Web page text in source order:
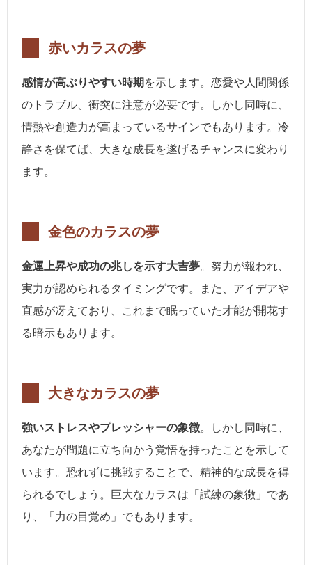
赤いカラスの夢
感情が高ぶりやすい時期 を示します。恋愛や人間関係
のトラブル、衝突に注意が必要です。しかし同時に、
情熱や創造力が高まっているサインでもあります。冷
静さを保てば、大きな成長を遂げるチャンスに変わり
ます。
金色のカラスの夢
金運上昇や成功の兆しを示す大吉夢。努力が報われ、
実力が認められるタイミングです。また、アイデアや
直感が冴えており、これまで眠っていた才能が開花す
る暗示もあります。
大きなカラスの夢
強いストレスやプレッシャーの象徴。しかし同時に、
あなたが問題に立ち向かう覚悟を持ったことを示して
います。恐れずに挑戦することで、精神的な成長を得
られるでしょう。巨大なカラスは「試練の象徴」であ
り、「力の目覚め」でもあります。